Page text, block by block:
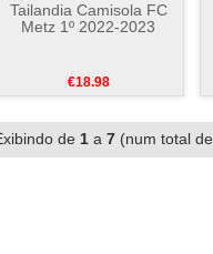
Tailandia Camisola FC
Metz 1º 2022-2023
€18.98
de 1 a 7 (num total de